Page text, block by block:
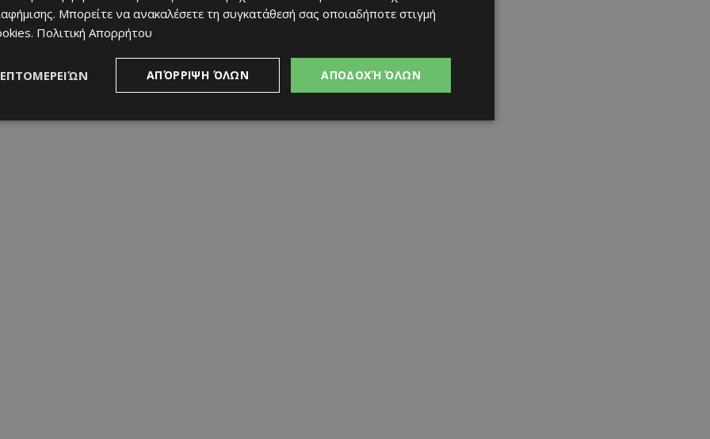
. Μπορείτε να ανακαλέσετε τη συγκατάθεσή σας οποιαδήποτε στιγμή
. Πολιτική Απορρήτου
ΑΠΟΔΟΧΉ ΌΛΩΝ
ΑΠΌΡΡΙΨΗ ΌΛΩΝ